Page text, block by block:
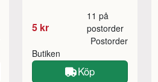
5 kr
11 på
postorder
Butiken
Postorder
Köp